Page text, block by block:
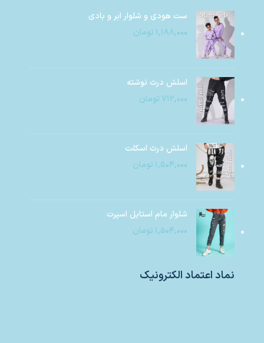
ست هودی و شلوار ابر و بادی
۱,۱۸۸,۰۰۰ تومان
اسلش درث نوشته
۷۱۲,۰۰۰ تومان
اسلش درث اسکلت
۱,۵۰۴,۰۰۰ تومان
شلوار مام استایل اسپرت
۱,۵۰۴,۰۰۰ تومان
نماد اعتماد الکترونیک